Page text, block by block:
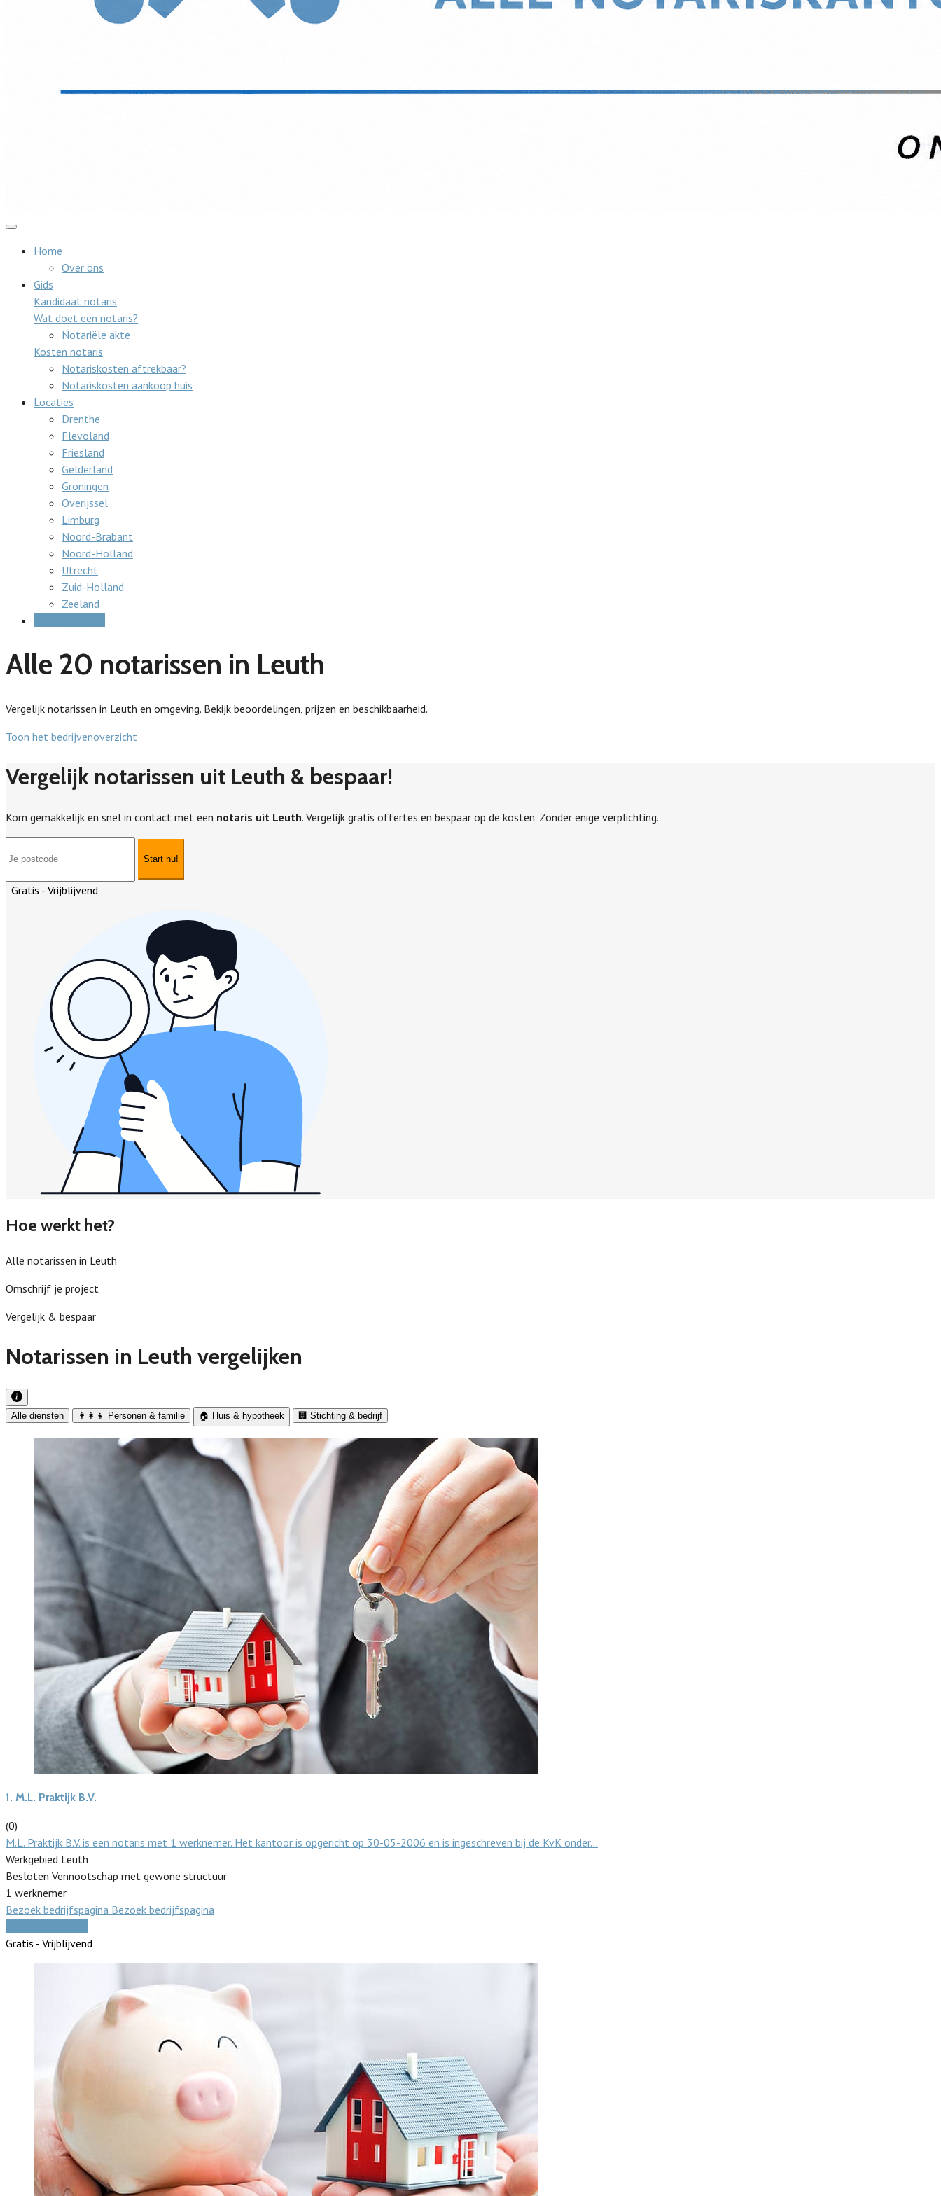
Home
Over ons
Gids
Kandidaat notaris
Wat doet een notaris?
Notariële akte
Kosten notaris
Notariskosten aftrekbaar?
Notariskosten aankoop huis
Locaties
Drenthe
Flevoland
Friesland
Gelderland
Groningen
Overijssel
Limburg
Noord-Brabant
Noord-Holland
Utrecht
Zuid-Holland
Zeeland
Alle 20 notarissen in Leuth
Vergelijk notarissen in Leuth en omgeving. Bekijk beoordelingen, prijzen en beschikbaarheid.
Toon het bedrijvenoverzicht
Vergelijk notarissen uit Leuth & bespaar!
Kom gemakkelijk en snel in contact met een notaris uit Leuth. Vergelijk gratis offertes en bespaar op de kosten. Zonder enige verplichting.
Start nu!
Gratis - Vrijblijvend
Hoe werkt het?
Alle notarissen in Leuth
Omschrijf je project
Vergelijk & bespaar
Notarissen in Leuth vergelijken
Alle diensten 👨‍👩‍👧 Personen & familie 🏠 Huis & hypotheek 🏢 Stichting & bedrijf
1. M.L. Praktijk B.V.
(0)
M.L. Praktijk B.V. is een notaris met 1 werknemer. Het kantoor is opgericht op 30-05-2006 en is ingeschreven bij de KvK onder…
Werkgebied Leuth
Besloten Vennootschap met gewone structuur
1 werknemer
Bezoek bedrijfspagina Bezoek bedrijfspagina
Gratis - Vrijblijvend